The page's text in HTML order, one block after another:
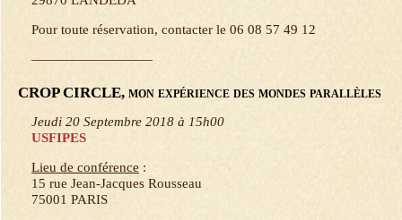
Pour toute réservation, contacter le 06 08 57 49 12
—————————
CROP CIRCLE, mon expérience des mondes parallèles
Jeudi 20 Septembre 2018 à 15h00
USFIPES
Lieu de conférence :
15 rue Jean-Jacques Rousseau
75001 PARIS